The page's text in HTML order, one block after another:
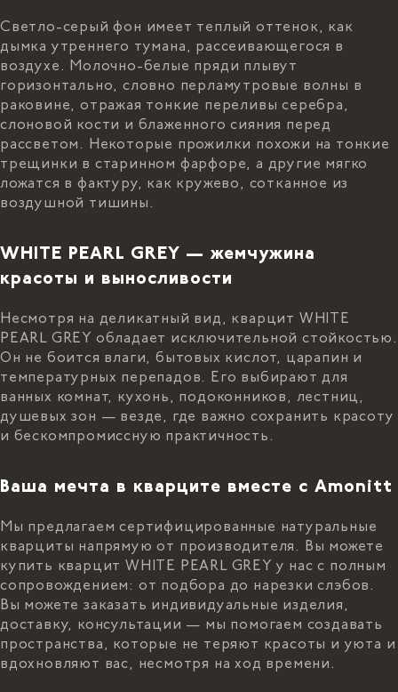
Светло-серый фон имеет теплый оттенок, как
дымка утреннего тумана, рассеивающегося в
воздухе. Молочно-белые пряди плывут
горизонтально, словно перламутровые волны в
раковине, отражая тонкие переливы серебра,
слоновой кости и блаженного сияния перед
рассветом. Некоторые прожилки похожи на тонкие
трещинки в старинном фарфоре, а другие мягко
ложатся в фактуру, как кружево, сотканное из
воздушной тишины.
WHITE PEARL GREY — жемчужина
красоты и выносливости
Несмотря на деликатный вид, кварцит WHITE
PEARL GREY обладает исключительной стойкостью.
Он не боится влаги, бытовых кислот, царапин и
температурных перепадов. Его выбирают для
ванных комнат, кухонь, подоконников, лестниц,
душевых зон — везде, где важно сохранить красоту
и бескомпромиссную практичность.
Ваша мечта в кварците вместе с Amonitt
Мы предлагаем сертифицированные натуральные
кварциты напрямую от производителя. Вы можете
купить кварцит WHITE PEARL GREY у нас с полным
сопровождением: от подбора до нарезки слэбов.
Вы можете заказать индивидуальные изделия,
доставку, консультации — мы помогаем создавать
пространства, которые не теряют красоты и уюта и
вдохновляют вас, несмотря на ход времени.